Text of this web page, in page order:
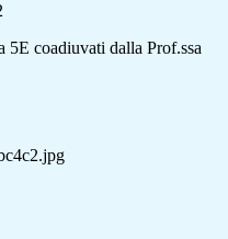
5E coadiuvati dalla Prof.ssa